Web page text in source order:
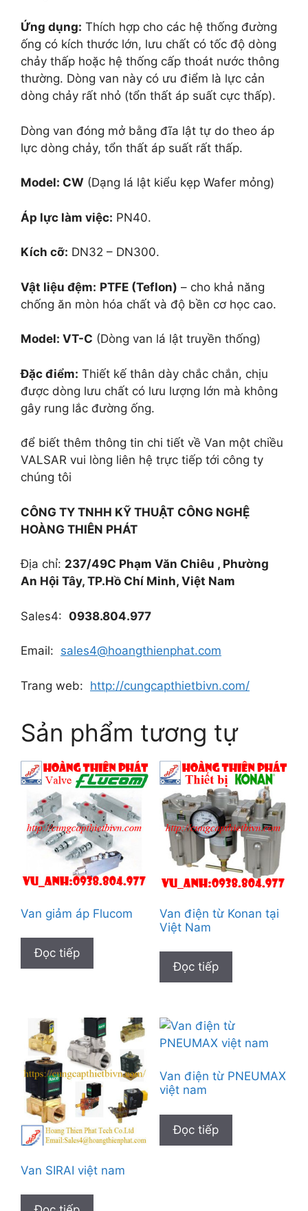
Ứng dụng: Thích hợp cho các hệ thống đường
ống có kích thước lớn, lưu chất có tốc độ dòng
chảy thấp hoặc hệ thống cấp thoát nước thông
thường. Dòng van này có ưu điểm là lực cản
dòng chảy rất nhỏ (tổn thất áp suất cực thấp).
Dòng van đóng mở bằng đĩa lật tự do theo áp
lực dòng chảy, tổn thất áp suất rất thấp.
Model: CW (Dạng lá lật kiểu kẹp Wafer mỏng)
Áp lực làm việc: PN40.
Kích cỡ: DN32 – DN300.
Vật liệu đệm: PTFE (Teflon) – cho khả năng
chống ăn mòn hóa chất và độ bền cơ học cao.
Model: VT-C (Dòng van lá lật truyền thống)
Đặc điểm: Thiết kế thân dày chắc chắn, chịu
được dòng lưu chất có lưu lượng lớn mà không
gây rung lắc đường ống.
để biết thêm thông tin chi tiết về Van một chiều
VALSAR vui lòng liên hệ trực tiếp tới công ty
chúng tôi
CÔNG TY TNHH KỸ THUẬT CÔNG NGHỆ
HOÀNG THIÊN PHÁT
Địa chỉ: 237/49C Phạm Văn Chiêu , Phường
An Hội Tây, TP.Hồ Chí Minh, Việt Nam
Sales4: 0938.804.977
Email: sales4@hoangthienphat.com
Trang web: http://cungcapthietbivn.com/
Sản phẩm tương tự
Van giảm áp Flucom
Đọc tiếp
Van điện từ Konan tại
Việt Nam
Đọc tiếp
Van SIRAI việt nam
Van điện từ PNEUMAX
việt nam
Đọc tiếp